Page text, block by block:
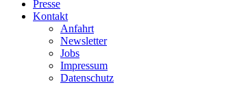
Presse
Kontakt
Anfahrt
Newsletter
Jobs
Impressum
Datenschutz